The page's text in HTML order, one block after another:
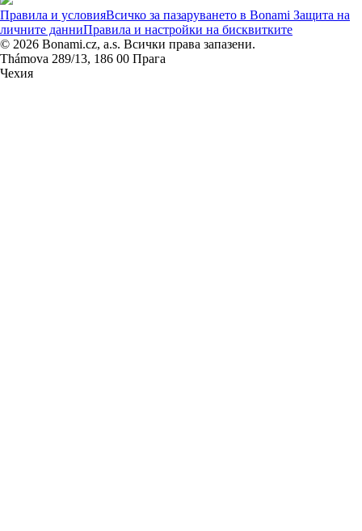
Правила и условияВсичко за пазаруването в Bonami Защита на
личните данниПравила и настройки на бисквитките
© 2026 Bonami.cz, a.s. Всички права запазени.
Thámova 289/13, 186 00 Прага
Чехия